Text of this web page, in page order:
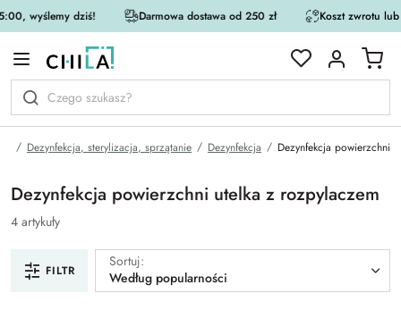
wyślemy dziś! Darmowa dostawa od 250 zł Koszt zwrotu
Dezynfekcja, sterylizacja, sprzątanie Dezynfekcja Dezynfekcja powierzchni
Dezynfekcja powierzchni utelka z rozpylaczem
4 artykuły
FILTR
Sortuj:
Według popularności